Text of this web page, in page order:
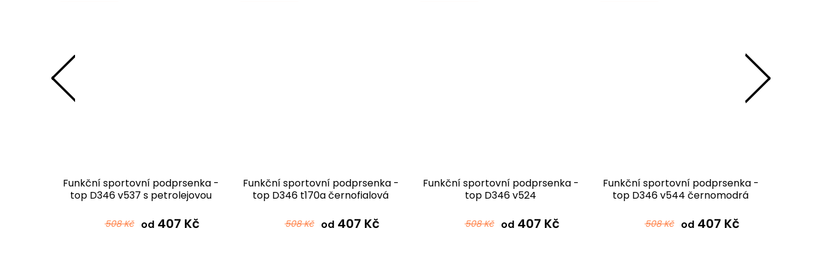
Funkční sportovní podprsenka -
top D346 v537 s petrolejovou
508 Kč od407 Kč
Funkční sportovní podprsenka -
top D346 t170a černofialová
508 Kč od407 Kč
Funkční sportovní podprsenka -
top D346 v524
508 Kč od407 Kč
Funkční sportovní podprsenka -
top D346 v544 černomodrá
508 Kč od407 Kč